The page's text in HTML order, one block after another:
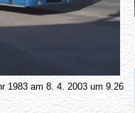
1983 am 8. 4. 2003 um 9.26